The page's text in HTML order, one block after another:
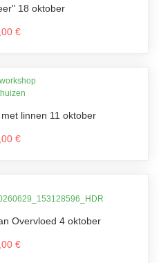
18 oktober
€
linnen 11 oktober
€
Overvloed 4 oktober
€